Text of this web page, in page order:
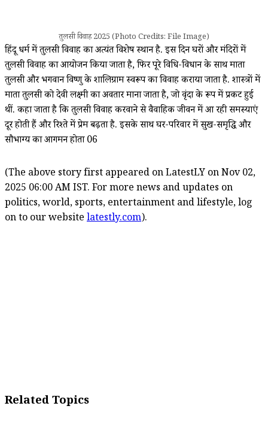
तुलसी विवाह 2025 (Photo Credits: File Image)
हिंदू धर्म में तुलसी विवाह का अत्यंत विशेष स्थान है. इस दिन घरों और मंदिरों में
तुलसी विवाह का आयोजन किया जाता है, फिर पूरे विधि-विधान के साथ माता
तुलसी और भगवान विष्णु के शालिग्राम स्वरूप का विवाह कराया जाता है. शास्त्रों में
माता तुलसी को देवी लक्ष्मी का अवतार माना जाता है, जो वृंदा के रूप में प्रकट हुई
थीं. कहा जाता है कि तुलसी विवाह करवाने से वैवाहिक जीवन में आ रही समस्याएं
दूर होती हैं और रिश्ते में प्रेम बढ़ता है. इसके साथ घर-परिवार में सुख-समृद्धि और
सौभाग्य का आगमन होता 06
(The above story first appeared on LatestLY on Nov 02,
2025 06:00 AM IST. For more news and updates on
politics, world, sports, entertainment and lifestyle, log
on to our website latestly.com).
Related Topics